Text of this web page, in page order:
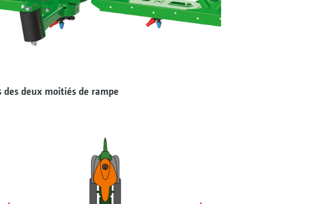
deux moitiés de rampe